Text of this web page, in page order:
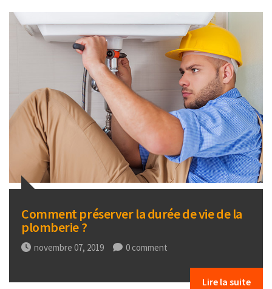
Comment préserver la durée de vie de la
plomberie ?
novembre 07, 2019 0 comment
Lire la suite